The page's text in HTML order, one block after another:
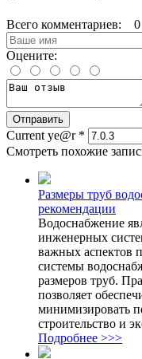
Всего комментариев: 0
Оцените:
Current ye@r *
Смотреть похожие
Размеры труб
рекомендации
Водоснабжение
инженерных
важных аспектов
системы
размеров труб.
позволяет
минимизировать
строительство и
Подробнее >>>